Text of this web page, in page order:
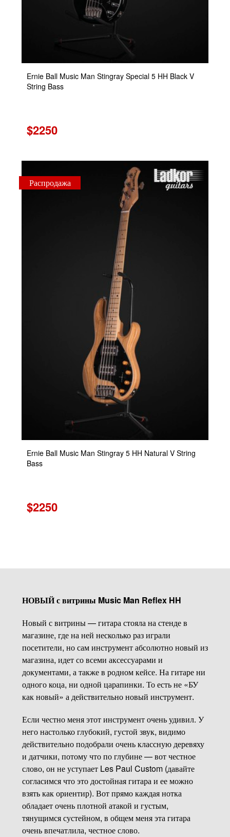
Ernie Ball Music Man Stingray Special 5 HH Black V
String Bass
$2250
Распродажа
Ernie Ball Music Man Stingray 5 HH Natural V String
Bass
$2250
НОВЫЙ с витрины Music Man Reflex HH
Новый с витрины — гитара стояла на стенде в
магазине, где на ней несколько раз играли
посетители, но сам инструмент абсолютно новый из
магазина, идет со всеми аксессуарами и
документами, а также в родном кейсе. На гитаре ни
одного коца, ни одной царапинки. То есть не «БУ
как новый» а действительно новый инструмент.
Если честно меня этот инструмент очень удивил. У
него настолько глубокий, густой звук, видимо
действительно подобрали очень классную деревяху
и датчики, потому что по глубине — вот честное
слово, он не уступает Les Paul Custom (давайте
согласимся что это достойная гитара и ее можно
взять как ориентир). Вот прямо каждая нотка
обладает очень плотной атакой и густым,
тянущимся сустейном, в общем меня эта гитара
очень впечатлила, честное слово.